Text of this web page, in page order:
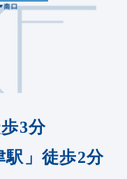
3分
駅」徒歩2分